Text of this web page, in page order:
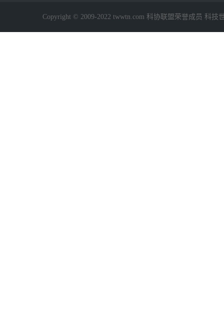
Copyright © 2009-2022 twwtn.com 科协联盟荣誉成员 科